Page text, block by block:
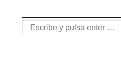
Buscar: